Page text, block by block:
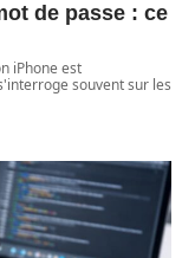
de passe : ce
iPhone est
souvent sur les